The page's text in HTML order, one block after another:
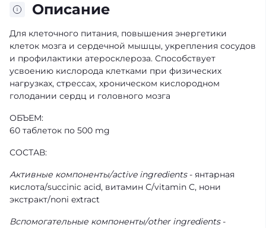
Описание
Для клеточного питания, повышения энергетики
клеток мозга и сердечной мышцы, укрепления сосудов
и профилактики атеросклероза. Способствует
усвоению кислорода клетками при физических
нагрузках, стрессах, хроническом кислородном
голодании сердц и головного мозга
ОБЪЕМ:
60 таблеток по 500 mg
СОСТАВ:
Активные компоненты/active ingredients- янтарная
кислота/succinic acid, витамин С/vitamin C, нони
экстракт/noni extract
Вспомогательные компоненты/other ingredients-